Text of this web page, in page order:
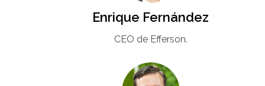
Enrique Fernández
CEO de Efferson.